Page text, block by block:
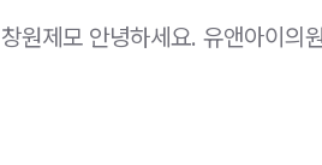
원제모 안녕하세요. 유앤아이의